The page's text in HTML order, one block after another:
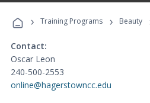
› Training Programs › Beauty
Contact:
Oscar Leon
240-500-2553
online@hagerstowncc.edu